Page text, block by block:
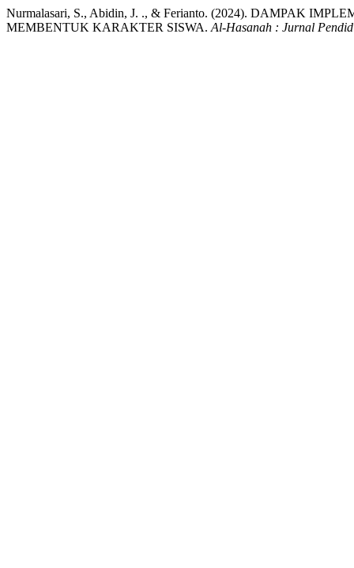
Nurmalasari, S., Abidin, J. ., & Ferianto. (2024). DAMPAK
MEMBENTUK KARAKTER SISWA. Al-Hasanah : Jurnal